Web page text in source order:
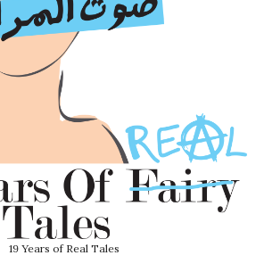
19 Years of Real Tales